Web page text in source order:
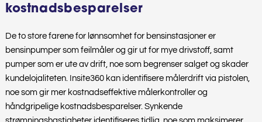
kostnadsbesparelser
De to store farene for lønnsomhet for bensinstasjoner er
bensinpumper som feilmåler og gir ut for mye drivstoff, samt
pumper som er ute av drift, noe som begrenser salget og skader
kundelojaliteten. Insite360 kan identifisere målerdrift via pistolen,
noe som gir mer kostnadseffektive målerkontroller og
håndgripelige kostnadsbesparelser. Synkende